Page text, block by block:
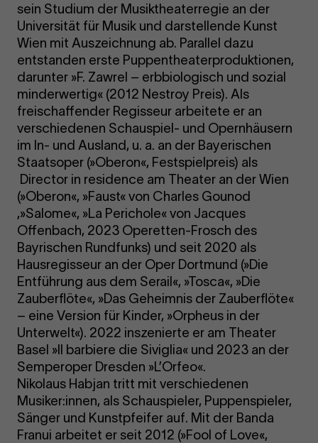
sein Studium der Musiktheaterregie an der
Universität für Musik und darstellende Kunst
Wien mit Auszeichnung ab. Parallel dazu
entstanden erste Puppentheaterproduktionen,
darunter »F. Zawrel – erbbiologisch und sozial
minderwertig« (2012 Nestroy Preis). Als
freischaffender Regisseur arbeitete er an
verschiedenen Schauspiel- und Opernhäusern
im In- und Ausland, u. a. an der Bayerischen
Staatsoper (»Oberon«, Festspielpreis) als
Director in residence am Theater an der Wien
(»Oberon«, »Faust« von Charles Gounod
,»Salome«, »La Perichole« von Jacques
Offenbach, 2023 Operetten-Frosch des
Bayrischen Rundfunks) und seit 2020 als
Hausregisseur an der Oper Dortmund (»Die
Entführung aus dem Serail«, »Tosca«, »Die
Zauberflöte«, »Das Geheimnis der Zauberflöte«
– eine Version für Kinder, »Orpheus in der
Unterwelt«). 2022 inszenierte er am Theater
Basel »Il barbiere die Siviglia« und 2023 an der
Semperoper Dresden »L’Orfeo«.
Nikolaus Habjan tritt mit verschiedenen
Musiker:innen, als Schauspieler, Puppenspieler,
Sänger und Kunstpfeifer auf. Mit der Banda
Franui arbeitet er seit 2012 (»Fool of Love«,